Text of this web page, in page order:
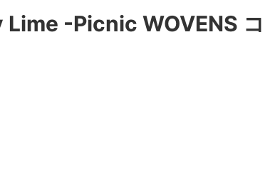
-Picnic WOVENS コ